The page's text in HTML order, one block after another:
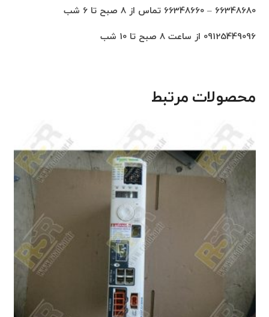
66348680 – 66348660 تماس از 8 صبح تا 6 شب
09125449096 از ساعت 8 صبح تا 10 شب
محصولات مرتبط